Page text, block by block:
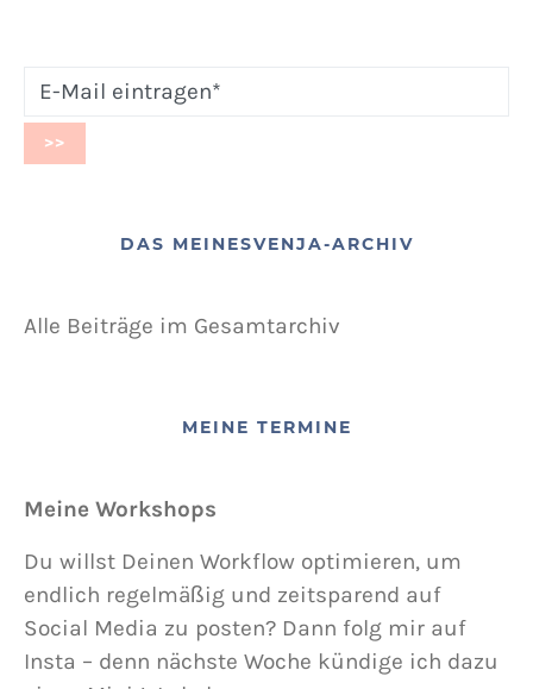
DAS MEINESVENJA-ARCHIV
Alle Beiträge im Gesamtarchiv
MEINE TERMINE
Meine Workshops
Du willst Deinen Workflow optimieren, um
endlich regelmäßig und zeitsparend auf
Social Media zu posten? Dann folg mir auf
Insta – denn nächste Woche kündige ich dazu